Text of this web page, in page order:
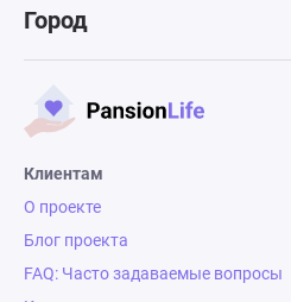
Город
Клиентам
О проекте
Блог проекта
FAQ: Часто задаваемые вопросы